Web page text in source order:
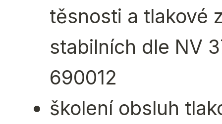
těsnosti a tlakové
stabilních dle NV
690012
školení obsluh